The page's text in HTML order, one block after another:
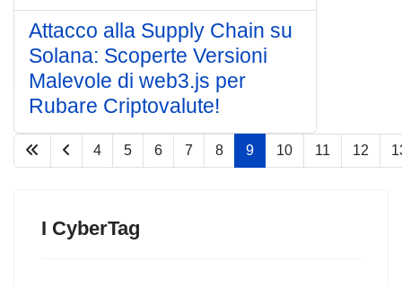
Attacco alla Supply Chain su
Solana: Scoperte Versioni
Malevole di web3.js per
Rubare Criptovalute!
Pagina 9 di 75
4 5 6 7 8 9 10 11 12
I CyberTag